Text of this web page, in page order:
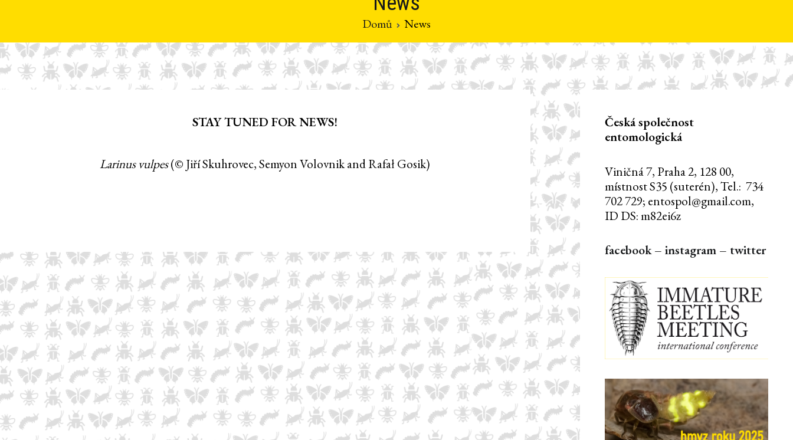
Domů News
STAY TUNED FOR NEWS!
Larinus vulpes(© Jiří Skuhrovec, Semyon Volovnik and Rafał Gosik)
Česká společnost
entomologická
Viničná 7, Praha 2, 128 00,
místnost S35 (suterén), Tel.: 734
702 729; entospol@gmail.com,
ID DS: m82ei6z
facebook– instagram– twitter